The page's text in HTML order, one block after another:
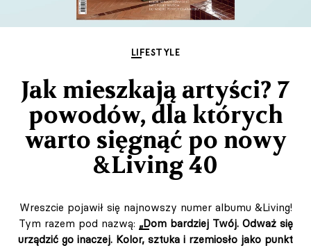
LIFESTYLE
Jak mieszkają artyści? 7
powodów, dla których
warto sięgnąć po nowy
&Living 40
Wreszcie pojawił się najnowszy numer albumu &Living!
Tym razem pod nazwą: „Dom bardziej Twój. Odważ się
urządzić go inaczej. Kolor, sztuka i rzemiosło jako punkt